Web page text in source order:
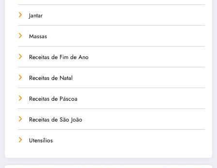
Jantar
Massas
Receitas de Fim de Ano
Receitas de Natal
Receitas de Páscoa
Receitas de São João
Utensílios